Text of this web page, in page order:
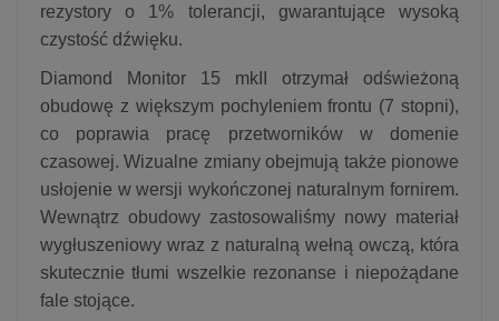
rezystory o 1% tolerancji, gwarantujące wysoką
czystość dźwięku.
Diamond Monitor 15 mkII otrzymał odświeżoną
obudowę z większym pochyleniem frontu (7 stopni),
co poprawia pracę przetworników w domenie
czasowej. Wizualne zmiany obejmują także pionowe
usłojenie w wersji wykończonej naturalnym fornirem.
Wewnątrz obudowy zastosowaliśmy nowy materiał
wygłuszeniowy wraz z naturalną wełną owczą, która
skutecznie tłumi wszelkie rezonanse i niepożądane
fale stojące.